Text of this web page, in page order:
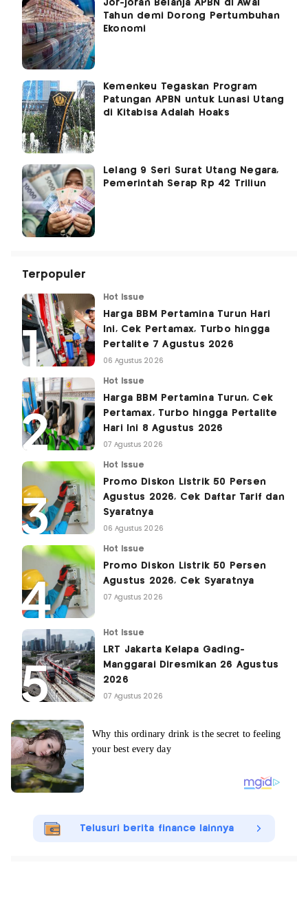
Jor-joran Belanja APBN di Awal
Tahun demi Dorong Pertumbuhan
Ekonomi
Kemenkeu Tegaskan Program
Patungan APBN untuk Lunasi Utang
di Kitabisa Adalah Hoaks
Lelang 9 Seri Surat Utang Negara,
Pemerintah Serap Rp 42 Triliun
Terpopuler
Hot Issue
Harga BBM Pertamina Turun Hari
Ini, Cek Pertamax, Turbo hingga
Pertalite 7 Agustus 2026
06 Agustus 2026
Hot Issue
Harga BBM Pertamina Turun, Cek
Pertamax, Turbo hingga Pertalite
Hari Ini 8 Agustus 2026
07 Agustus 2026
Hot Issue
Promo Diskon Listrik 50 Persen
Agustus 2026, Cek Daftar Tarif dan
Syaratnya
06 Agustus 2026
Hot Issue
Promo Diskon Listrik 50 Persen
Agustus 2026, Cek Syaratnya
07 Agustus 2026
Hot Issue
LRT Jakarta Kelapa Gading-
Manggarai Diresmikan 26 Agustus
2026
07 Agustus 2026
Telusuri berita finance lainnya